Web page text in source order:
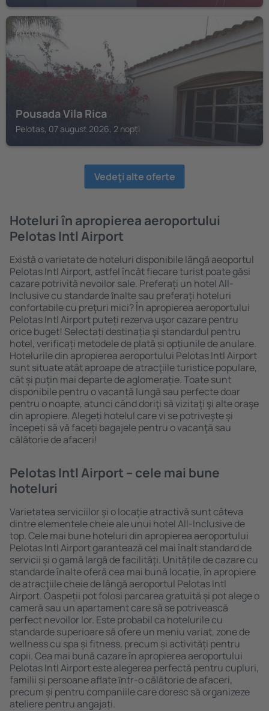
PELOTAS
Pousada Vila Rica
Pelotas, 07 august 2026, 2 nopți
Vedeţi alte oferte
Hoteluri în apropierea aeroportului
Pelotas Intl Airport
Există o varietate de hoteluri disponibile lângă aeoportul
Pelotas Intl Airport, astfel încât fiecare turist poate găsi
cazare potrivită nevoilor sale. Preferați un hotel All-
Inclusive cu standarde ȋnalte sau preferați hoteluri
confortabile cu preţuri mici? În apropierea aeroportului
Pelotas Intl Airport puteți rezerva uşor cazare pentru
orice buget! Selectați destinația şi standardul pentru
hotel, verificați metodele de plată și opțiunile de anulare.
Hotelurile din apropierea aeroportului Pelotas Intl Airport
sunt situate atât aproape de atracţiile turistice populare,
cât și puțin mai departe de aglomerație. Toate sunt
disponibile pentru o vacanță lungă sau perfecte doar
pentru o noapte, atunci când doriţi să vizitaţi şi alte oraşe
din apropiere. Alegeți hotelul care vi se potriveşte și
începeți să vă faceți bagajele pentru o vacanţă sau
călătorie de afaceri!
Pelotas Intl Airport – cele mai bune
hoteluri
Varietatea serviciilor și o locație atractivă sunt câteva
dintre elementele cheie ale unui hotel All-Inclusive de
top. Cele mai bune hoteluri din apropierea aeroportului
Pelotas Intl Airport garantează cel mai înalt standard de
servicii și o gamă largă de facilități. Unitățile de cazare cu
standarde înalte oferă cea mai bună locație, în apropiere
de atracţiile cheie de lângă aeroportul Pelotas Intl
Airport. Oaspeții pot folosi parcarea gratuită și pot alege o
cameră sau un apartament care să se potrivească
perfect nevoilor lor. Este probabil ca hotelurile cu
standarde superioare să ofere un meniu variat, zone de
wellness cu spa și fitness, precum și activități pentru
copii. Cea mai bună cazare în apropierea aeroportului
Pelotas Intl Airport este alegerea perfectă pentru cupluri,
familii și persoane aflate ȋntr-o călătorie de afaceri,
precum și pentru companiile care doresc să organizeze
ateliere pentru angajați.